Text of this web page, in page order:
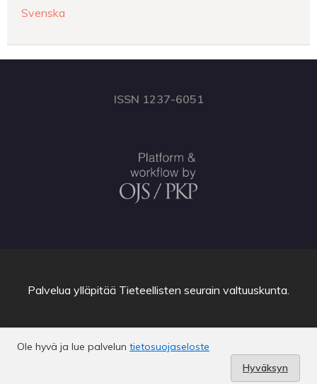
Svenska
ISSN 1237-6051
Ole hyvä ja lue palvelun tietosuojaseloste
Hyväksyn
Palvelua ylläpitää Tieteellisten seurain valtuuskunta